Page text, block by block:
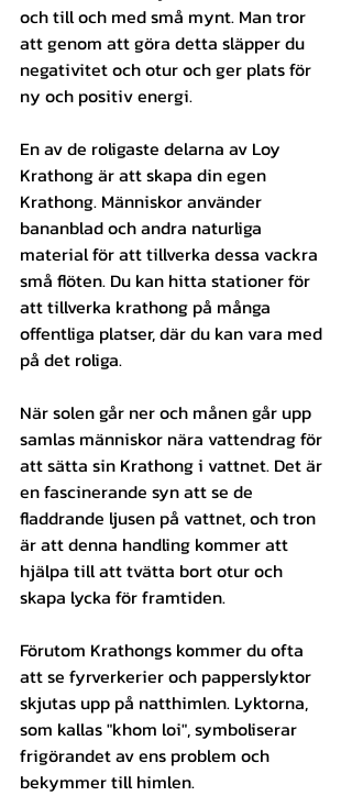
och till och med små mynt. Man tror
att genom att göra detta släpper du
negativitet och otur och ger plats för
ny och positiv energi.
En av de roligaste delarna av Loy
Krathong är att skapa din egen
Krathong. Människor använder
bananblad och andra naturliga
material för att tillverka dessa vackra
små flöten. Du kan hitta stationer för
att tillverka krathong på många
offentliga platser, där du kan vara med
på det roliga.
När solen går ner och månen går upp
samlas människor nära vattendrag för
att sätta sin Krathong i vattnet. Det är
en fascinerande syn att se de
fladdrande ljusen på vattnet, och tron ​​
är att denna handling kommer att
hjälpa till att tvätta bort otur och
skapa lycka för framtiden.
Förutom Krathongs kommer du ofta
att se fyrverkerier och papperslyktor
skjutas upp på natthimlen. Lyktorna,
som kallas "khom loi", symboliserar
frigörandet av ens problem och
bekymmer till himlen.